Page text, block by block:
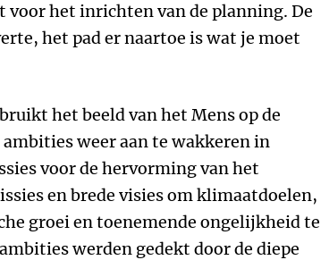
voor het inrichten van de planning. De
het pad er naartoe is wat je moet
het beeld van het Mens op de
weer aan te wakkeren in
voor de hervorming van het
en brede visies om klimaatdoelen,
groei en toenemende ongelijkheid te
werden gedekt door de diepe